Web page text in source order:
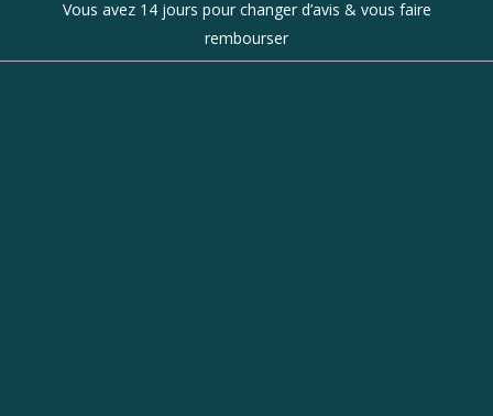
Vous avez 14 jours pour changer d’avis & vous faire
rembourser